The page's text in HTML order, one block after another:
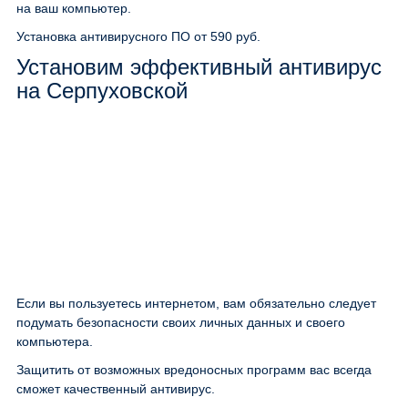
на ваш компьютер.
Установка антивирусного ПО от 590 руб.
Установим эффективный антивирус
на Серпуховской
Если вы пользуетесь интернетом, вам обязательно следует
подумать безопасности своих личных данных и своего
компьютера.
Защитить от возможных вредоносных программ вас всегда
сможет качественный антивирус.